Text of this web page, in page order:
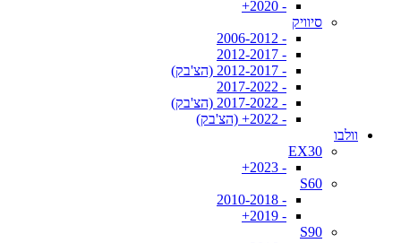
- 2020+
סיוויק
- 2006-2012
- 2012-2017
- 2012-2017 (הצ'בק)
- 2017-2022
- 2017-2022 (הצ'בק)
- 2022+ (הצ'בק)
וולבו
EX30
- 2023+
S60
- 2010-2018
- 2019+
S90